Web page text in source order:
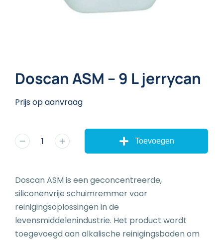
Doscan ASM – 9 L jerrycan
Prijs op aanvraag
Toevoegen
Doscan ASM is een geconcentreerde,
siliconenvrije schuimremmer voor
reinigingsoplossingen in de
levensmiddelenindustrie. Het product wordt
toegevoegd aan alkalische reinigingsbaden om